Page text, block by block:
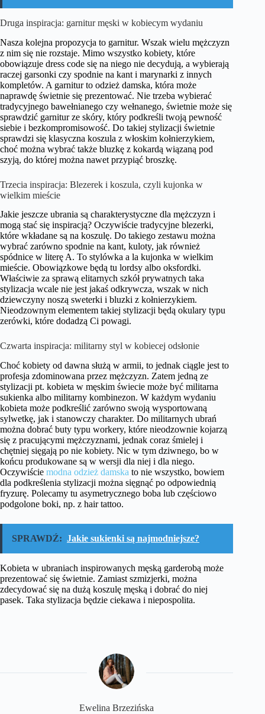
Druga inspiracja: garnitur męski w kobiecym wydaniu
Nasza kolejna propozycja to garnitur. Wszak wielu mężczyzn
z nim się nie rozstaje. Mimo wszystko kobiety, które
obowiązuje dress code się na niego nie decydują, a wybierają
raczej garsonki czy spodnie na kant i marynarki z innych
kompletów. A garnitur to odzież damska, która może
naprawdę świetnie się prezentować. Nie trzeba wybierać
tradycyjnego bawełnianego czy wełnanego, świetnie może się
sprawdzić garnitur ze skóry, który podkreśli twoją pewność
siebie i bezkompromisowość. Do takiej stylizacji świetnie
sprawdzi się klasyczna koszula z włoskim kołnierzykiem,
choć można wybrać także bluzkę z kokardą wiązaną pod
szyją, do której można nawet przypiąć broszkę.
Trzecia inspiracja: Blezerek i koszula, czyli kujonka w
wielkim mieście
Jakie jeszcze ubrania są charakterystyczne dla mężczyzn i
mogą stać się inspiracją? Oczywiście tradycyjne blezerki,
które wkładane są na koszulę. Do takiego zestawu można
wybrać zarówno spodnie na kant, kuloty, jak również
spódnice w literę A. To stylówka a la kujonka w wielkim
mieście. Obowiązkowe będą tu lordsy albo oksfordki.
Właściwie za sprawą elitarnych szkół prywatnych taka
stylizacja wcale nie jest jakaś odkrywcza, wszak w nich
dziewczyny noszą sweterki i bluzki z kołnierzykiem.
Nieodzownym elementem takiej stylizacji będą okulary typu
zerówki, które dodadzą Ci powagi.
Czwarta inspiracja: militarny styl w kobiecej odsłonie
Choć kobiety od dawna służą w armii, to jednak ciągle jest to
profesja zdominowana przez mężczyzn. Zatem jedną ze
stylizacji pt. kobieta w męskim świecie może być militarna
sukienka albo militarny kombinezon. W każdym wydaniu
kobieta może podkreślić zarówno swoją wysportowaną
sylwetkę, jak i stanowczy charakter. Do militarnych ubrań
można dobrać buty typu workery, które nieodzownie kojarzą
się z pracującymi mężczyznami, jednak coraz śmielej i
chętniej sięgają po nie kobiety. Nic w tym dziwnego, bo w
końcu produkowane są w wersji dla niej i dla niego.
Oczywiście modna odzież damska to nie wszystko, bowiem
dla podkreślenia stylizacji można sięgnąć po odpowiednią
fryzurę. Polecamy tu asymetrycznego boba lub częściowo
podgolone boki, np. z hair tattoo.
SPRAWDŹ: Jakie sukienki są najmodniejsze?
Kobieta w ubraniach inspirowanych męską garderobą może
prezentować się świetnie. Zamiast szmizjerki, można
zdecydować się na dużą koszulę męską i dobrać do niej
pasek. Taka stylizacja będzie ciekawa i niepospolita.
Ewelina Brzezińska